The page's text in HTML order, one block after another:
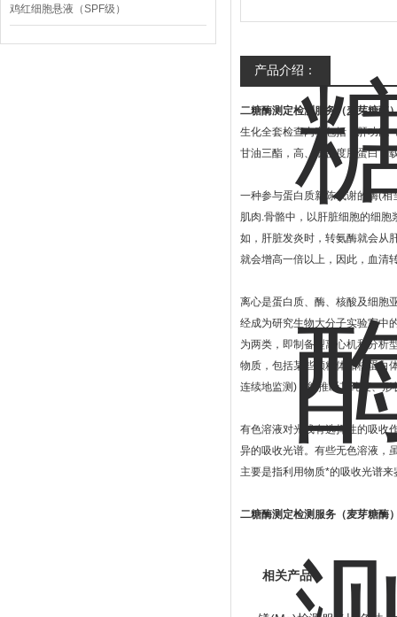
鸡红细胞悬液（SPF级）
产品介绍：
二糖酶测定检测服务（麦芽糖酶
生化全套检查内容包括：肝功能
甘油三酯，高、低密度脂蛋白，
一种参与蛋白质新陈代谢的酶(
肌肉.骨骼中，以肝脏细胞的细
如，肝脏发炎时，转氨酶就会从
就会增高一倍以上，因此，血清
离心是蛋白质、酶、核酸及细胞
经成为研究生物大分子实验室中
为两类，即制备型离心机和分析
物质，包括某些颗粒体如核蛋白
连续地监测)，能推断其纯度、
有色溶液对光线有选择性的吸收
异的吸收光谱。有些无色溶液，
主要是指利用物质*的吸收光谱
二糖酶测定检测服务（麦芽糖酶
相关产品